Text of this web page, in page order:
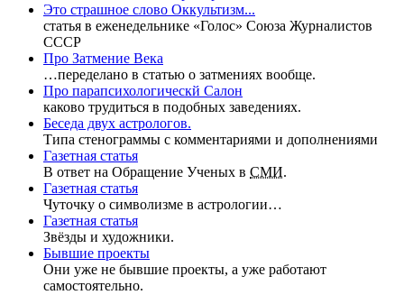
Это страшное слово Оккультизм...
статья в еженедельнике «Голос» Союза Журналистов
СССР
Про Затмение Века
…переделано в статью о затмениях вообще.
Про парапсихологическй Салон
каково трудиться в подобных заведениях.
Беседа двух астрологов.
Типа стенограммы с комментариями и дополнениями
Газетная статья
В ответ на Обращение Ученых в СМИ.
Газетная статья
Чуточку о символизме в астрологии…
Газетная статья
Звёзды и художники.
Бывшие проекты
Они уже не бывшие проекты, а уже работают
самостоятельно.